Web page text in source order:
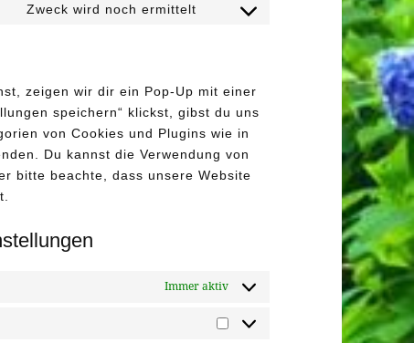
Zweck wird noch ermittelt
Consent
zeigen wir dir ein Pop-Up mit einer
speichern“ klickst, gibst du uns
von Cookies und Plugins wie in
Du kannst die Verwendung von
bitte beachte, dass unsere Website
Immer aktiv
Marketing